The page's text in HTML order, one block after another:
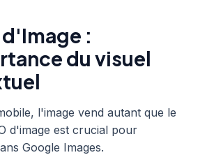
d'Image :
du visuel
l'image vend autant que le
d'image est crucial pour
Google Images.